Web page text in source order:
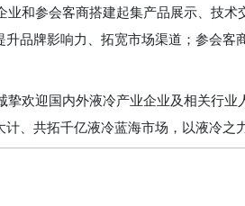
业和参会客商搭建起集产品展示、技
品牌影响力、拓宽市场渠道；参会
挚欢迎国内外液冷产业企业及相关行
、共拓千亿液冷蓝海市场，以液冷